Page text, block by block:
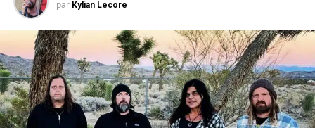
par Kylian Lecore